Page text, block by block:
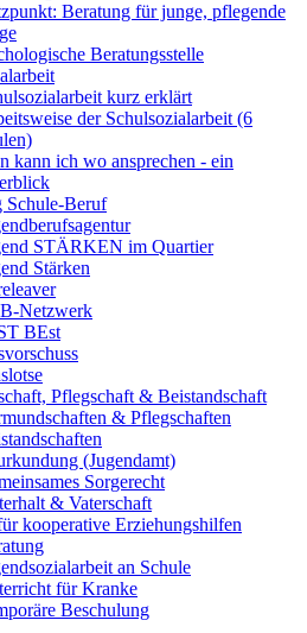
Beratung für junge, pflegende
Beratungsstelle
kurz erklärt
der Schulsozialarbeit (6
kann ich wo ansprechen - ein
Schule-Beruf
STÄRKEN im Quartier
Stärken
Netzwerk
BEst
Pflegschaft & Beistandschaft
& Pflegschaften
(Jugendamt)
Sorgerecht
& Vaterschaft
kooperative Erziehungshilfen
an Schule
für Kranke
Beschulung